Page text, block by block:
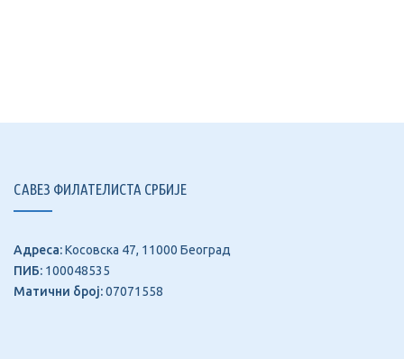
САВЕЗ ФИЛАТЕЛИСТА СРБИЈЕ
Адреса:Косовска 47, 11000 Београд
ПИБ: 100048535
Матични број:07071558